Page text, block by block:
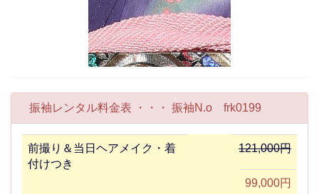
振袖レンタル料金表 ・・・ 振袖N.o frk0199
前撮り＆当日ヘアメイク・着
付けつき
121,000円
99,000円